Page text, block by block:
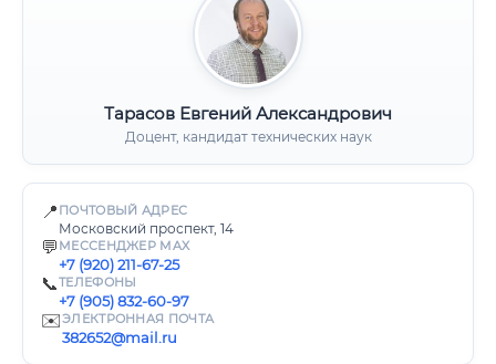
Тарасов Евгений Александрович
Доцент, кандидат технических наук
📍 ПОЧТОВЫЙ АДРЕС
Московский проспект, 14
💬 МЕССЕНДЖЕР MAX
+7 (920) 211-67-25
📞ТЕЛЕФОНЫ
+7 (905) 832-60-97
✉️ЭЛЕКТРОННАЯ ПОЧТА
382652@mail.ru